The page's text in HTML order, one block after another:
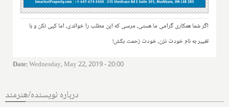
اگر شما همکاری گرامی ما هستی، مرسی که این مطلب را خواندی، اما کپی نکن و با
تغییر به نام خودت نزن، خودت زحمت بکش!
Date:Wednesday, May 22, 2019 - 20:00
درباره نویسنده/هنرمند